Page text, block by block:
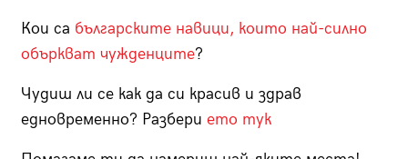
Кои са българските навици, които най-силно
объркват чужденците?
Чудиш ли се как да си красив и здрав
едновременно? Разбери ето тук